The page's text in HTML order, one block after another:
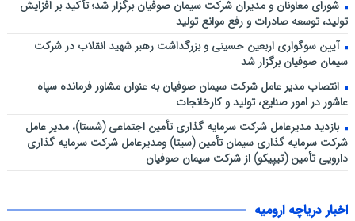
شورای معاونان و مدیران شرکت سیمان صوفیان برگزار شد؛ تأکید بر افزایش
تولید، توسعه صادرات و رفع موانع تولید
آیین سوگواری اربعین حسینی و بزرگداشت رهبر شهید انقلاب در شرکت
سیمان صوفیان برگزار شد
انتصاب مدیر عامل شرکت سیمان صوفیان به عنوان مشاور فرمانده سپاه
عاشور در امور صنایع، تولید و کارخانجات
بازدید مدیرعامل شرکت سرمایه گذاری تأمین اجتماعی (شستا)، مدیر عامل
شرکت سرمایه گذاری سیمان تأمین (سیتا) ومدیرعامل شرکت سرمایه گذاری
دارویی تأمین (تیپیکو) از شرکت سیمان صوفیان
اخبار دریاچه ارومیه